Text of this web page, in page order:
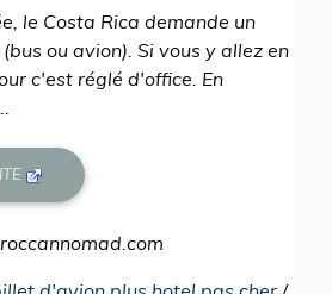
le Costa Rica demande un
ou avion). Si vous y allez en
c'est réglé d'office. En